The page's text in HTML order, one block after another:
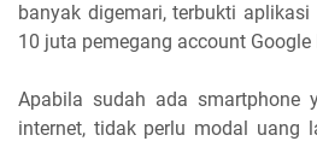
banyak digemari, terbukti
10 juta pemegang account Google
Apabila sudah ada smartphone
internet, tidak perlu modal uang